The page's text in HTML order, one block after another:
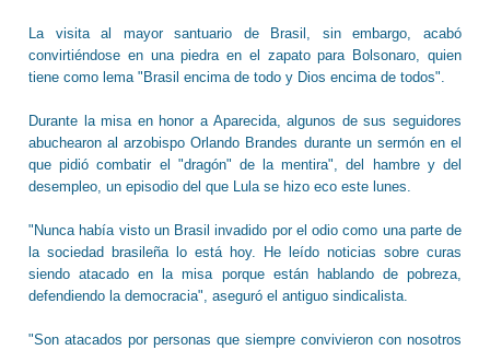
La visita al mayor santuario de Brasil, sin embargo, acabó
convirtiéndose en una piedra en el zapato para Bolsonaro, quien
tiene como lema "Brasil encima de todo y Dios encima de todos".
Durante la misa en honor a Aparecida, algunos de sus seguidores
abuchearon al arzobispo Orlando Brandes durante un sermón en el
que pidió combatir el "dragón" de la mentira", del hambre y del
desempleo, un episodio del que Lula se hizo eco este lunes.
"Nunca había visto un Brasil invadido por el odio como una parte de
la sociedad brasileña lo está hoy. He leído noticias sobre curas
siendo atacado en la misa porque están hablando de pobreza,
defendiendo la democracia", aseguró el antiguo sindicalista.
"Son atacados por personas que siempre convivieron con nosotros